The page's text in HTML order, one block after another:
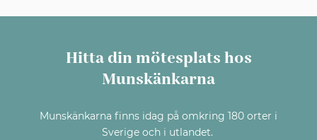
Hitta din mötesplats hos
Munskänkarna
Munskänkarna finns idag på omkring 180 orter i
Sverige och i utlandet.